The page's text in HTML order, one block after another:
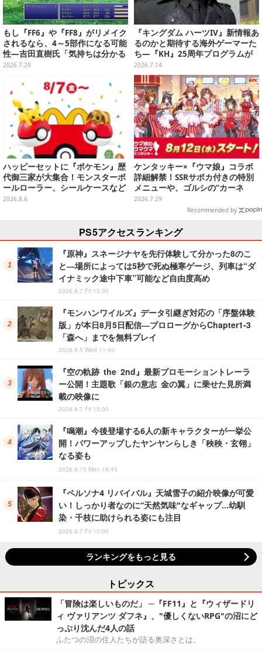
もし『FF6』や『FF8』がリメイク
されるなら、4～5部作になる可能
性―吉田直樹氏「気持ちは分かる
けど、規模がハンパじゃないんで
2026.7.29
『キングダム ハーツIV』新情報あ
るのかと期待する海外ゲーマーた
ち―『KH』25周年プログラムが
ディズニー公式ファンイベントに
て実施へ
2026.7.14
ハッピーセットに『ポケモン』歴
代御三家が大集合！モンスターボ
ールローラー、シールケースなど
全12種
2026.8.6
ケンタッキー×『ウマ娘』コラボ
詳細解禁！SSRサポカ付きの特別
メニューや、ゴルシの“カーネ
ル・サンダース衣装”がゲーム内
2026.7.29
Recommended by
PS5アクセスランキング
『原神』スネージナヤを先行体験して分かった8のこ
と―場所によっては5秒で死ぬ極寒ゲージ、列車は“ダ
イナミック途中下車”可能など自由度高め
2026.8.7 Fri 13:00
『モンハンワイルズ』データ引継ぎ対応の「序盤体験
版」が本日8月5日配信―プロローグからChapter1-3
「森へ」までを無料プレイ
2026.8.5 Wed 11:40
『空の軌跡 the 2nd』最新プロモーショントレーラ
ー公開！主題歌「銀の意志 金の翼」に乗せた見所満
載の映像に
2026.8.7 Fri 15:00
『鳴潮』今後登場する6人の新キャラクターが一挙公
開！パワーアップしたヤンヤンらしき「秧秧・玄翎」
なる姿も
2026.6.15 Mon 18:45
『ペルソナ4 リバイバル』天城雪子の紹介映像が可愛
い！しっかり者なのに“天然気味"なギャップ…幼馴
染・千枝に助けられる姿にも注目
2026.8.7 Fri 10:00
ランキングをもっと見る
トピックス
「冒険は楽しいものだ」 ─『FF11』と『ウィザードリ
ィ ヴァリアンツ ダフネ』、"優しくないRPG"の沼にど
っぷり沈んだ4人の話
ふたつの沼の住人たちが語る奥深さとは。